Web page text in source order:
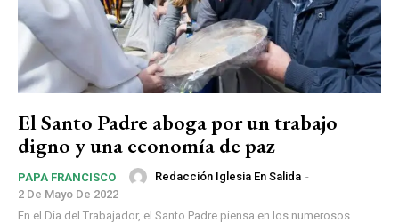
El Santo Padre aboga por un trabajo
digno y una economía de paz
PAPA FRANCISCO Redacción Iglesia En Salida -
2 De Mayo De 2022
En el Día del Trabajador, el Santo Padre piensa en los numerosos